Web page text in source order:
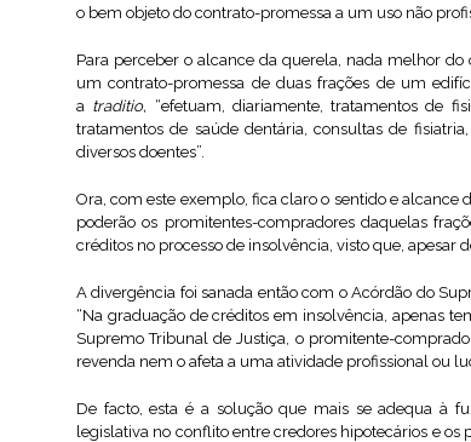
o bem objeto do contrato-promessa a um uso não
Para perceber o alcance da querela, nada melhor
um contrato-promessa de duas frações de um
a traditio, “efetuam, diariamente, tratamentos de
tratamentos de saúde dentária, consultas de
diversos doentes”.
Ora, com este exemplo, fica claro o sentido e
poderão os promitentes-compradores daquelas
créditos no processo de insolvência, visto que,
A divergência foi sanada então com o Acórdão do
“Na graduação de créditos em insolvência, apenas
Supremo Tribunal de Justiça, o promitente-
revenda nem o afeta a uma atividade profissional ou
De facto, esta é a solução que mais se adequa à
legislativa no conflito entre credores hipotecários e